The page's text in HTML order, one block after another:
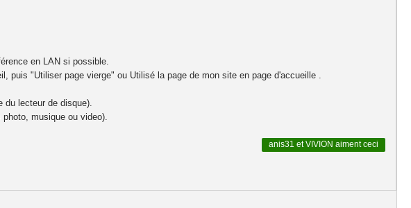
en LAN si possible.
puis "Utiliser page vierge" ou Utilisé la page de mon site en page d'accueille .
du lecteur de disque).
musique ou video).
anis31 etVIVION aiment ceci